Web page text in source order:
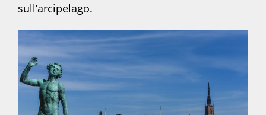
sull’arcipelago.